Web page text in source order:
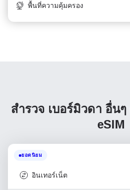
พื้นที่ความคุ้มครอง
สำรวจ เบอร์มิวดา อื่นๆ
eSIM
ยอดนิยม
อินเทอร์เน็ต